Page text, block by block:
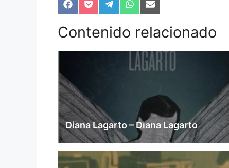
Compartir
en
Facebook
Compartir
en
Pocket
Compartir
en
Telegram
Compartir
en
WhatsApp
Compartir
en
Email
Contenido relacionado
Diana Lagarto – Diana Lagarto